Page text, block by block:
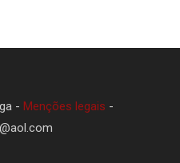
- Menções legais -